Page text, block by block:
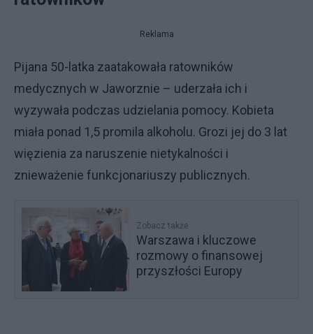
Reklama
Pijana 50-latka zaatakowała ratowników
medycznych w Jaworznie – uderzała ich i
wyzywała podczas udzielania pomocy. Kobieta
miała ponad 1,5 promila alkoholu. Grozi jej do 3 lat
więzienia za naruszenie nietykalności i
znieważenie funkcjonariuszy publicznych.
Zobacz także
Warszawa i kluczowe
rozmowy o finansowej
przyszłości Europy